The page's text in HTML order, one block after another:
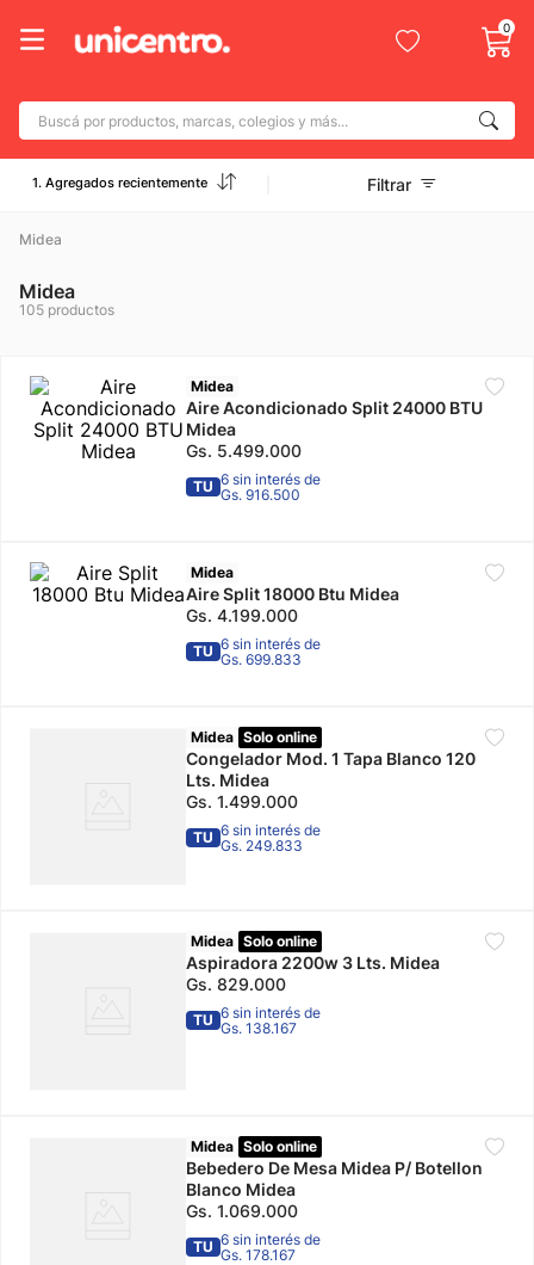
0
Buscá por productos, marcas, colegios y más...
Términos más buscados
1
2
6. mochila
nike
adidas mujer
1. Agregados recientemente Filtrar
Midea
Midea
105 productos
Midea
Aire Acondicionado Split 24000 BTU
Midea
Gs. 5.499.000
TU 6 sin interés de
Gs. 916.500
Midea
Aire Split 18000 Btu Midea
Gs. 4.199.000
TU 6 sin interés de
Gs. 699.833
Midea Solo online
Congelador Mod. 1 Tapa Blanco 120
Lts. Midea
Gs. 1.499.000
TU 6 sin interés de
Gs. 249.833
Midea Solo online
Aspiradora 2200w 3 Lts. Midea
Gs. 829.000
TU 6 sin interés de
Gs. 138.167
Midea Solo online
Bebedero De Mesa Midea P/ Botellon
Blanco Midea
Gs. 1.069.000
TU 6 sin interés de
Gs. 178.167